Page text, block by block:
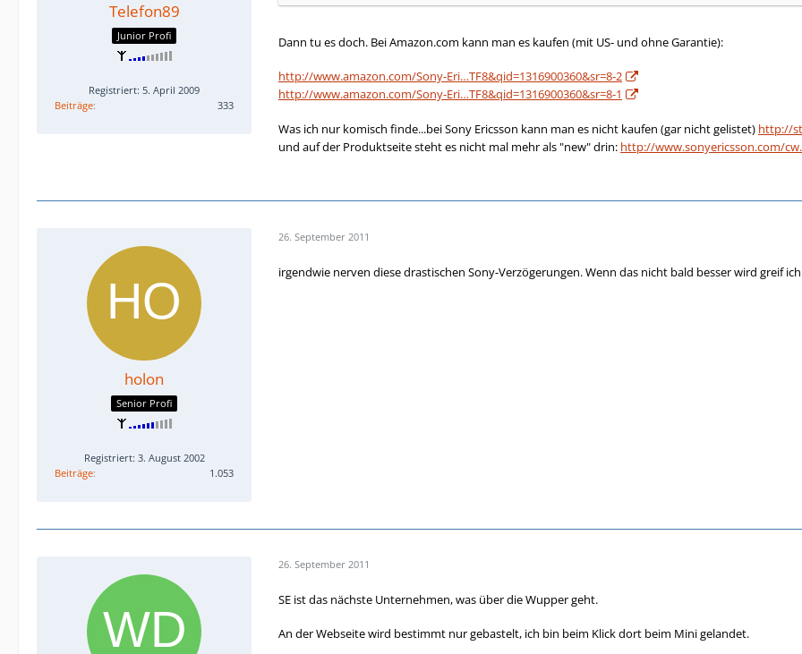
Telefon89
Junior Profi
Registriert: 5. April 2009
Beiträge
333
Dann tu es doch. Bei Amazon.com kann man es kaufen (mit US- und ohne Garantie):
http://www.amazon.com/Sony-Eri…TF8&qid=1316900360&sr=8-2
http://www.amazon.com/Sony-Eri…TF8&qid=1316900360&sr=8-1
Was ich nur komisch finde...bei Sony Ericsson kann man es nicht kaufen (gar nicht gelistet) http://
und auf der Produktseite steht es nicht mal mehr als "new" drin: http://www.sonyericsson.com/
holon
Senior Profi
Registriert: 3. August 2002
Beiträge
1.053
26. September 2011
irgendwie nerven diese drastischen Sony-Verzögerungen. Wenn das nicht bald besser wird greif
26. September 2011
SE ist das nächste Unternehmen, was über die Wupper geht.
An der Webseite wird bestimmt nur gebastelt, ich bin beim Klick dort beim Mini gelandet.